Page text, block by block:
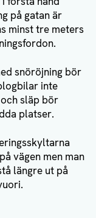
på gatan är
minst tre meters
snöröjning bör
inte
släp bör
platser.
vägen men man
längre ut på